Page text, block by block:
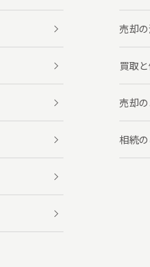
売却
買取
売却
相続